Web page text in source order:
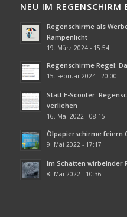
NEU IM REGENSCHIRM
Regenschirme als
Rampenlicht
19. März 2024 - 15:54
Regenschirme Regel:
15. Februar 2024 - 20:00
Statt E-Scooter:
verliehen
16. Mai 2022 - 08:15
Ölpapierschirme feiern
9. Mai 2022 - 17:17
Im Schatten wirbelnder
8. Mai 2022 - 10:36